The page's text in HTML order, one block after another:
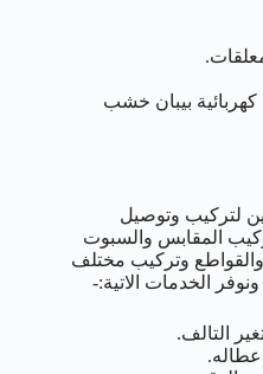
كهربائية بيبان خشب
لتركيب وتوصيل
المقابس والسبوت
وتركيب مختلف
الخدمات الاتية:-
التالف.